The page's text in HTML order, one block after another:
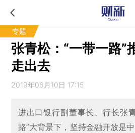
专题
张青松：“一带一路”
走出去
2019年06月10日 17:15
进出口银行副董事长、行长张
路”大背景下，坚持金融开放是